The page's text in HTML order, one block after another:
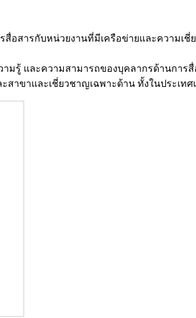
สื่อสารกับหน่วยงานที่มีเครือข่ายและความ
รู้ และความสามารถของบุคลากรด้านการสื่
ขาและเชี่ยวชาญเฉพาะด้าน ทั้งในประเทศ